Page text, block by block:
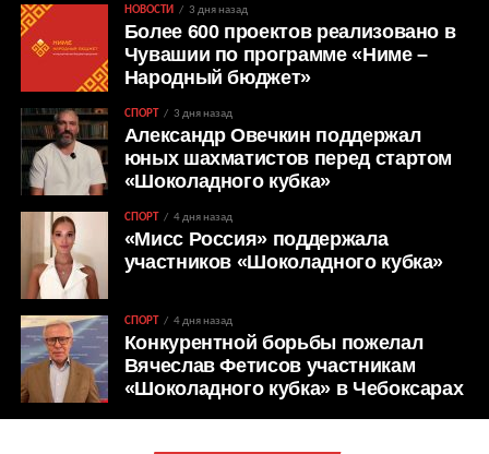
НОВОСТИ 3 дня назад
Более 600 проектов реализовано в
Чувашии по программе «Ниме –
Народный бюджет»
СПОРТ 3 дня назад
Александр Овечкин поддержал
юных шахматистов перед стартом
«Шоколадного кубка»
СПОРТ 4 дня назад
«Мисс Россия» поддержала
участников «Шоколадного кубка»
СПОРТ 4 дня назад
Конкурентной борьбы пожелал
Вячеслав Фетисов участникам
«Шоколадного кубка» в Чебоксарах